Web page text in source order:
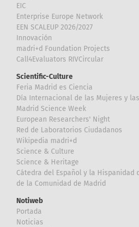
EIC
Enterprise Europe Network
EEN SCALEUP 2026/2027
Innovación
madri+d Foundation Projects
Call4Evaluators RIVCircular
Scientific-Culture
Feria Madrid es Ciencia
Día Internacional de las Mujeres y
Madrid Science Week
European Researchers' Night
Red de Laboratorios Ciudadanos
Wikipedia madri+d
Science & Culture
Science & Heritage
Cátedra del Español y la Hispanidad
de la Comunidad de Madrid
Notiweb
Portada
Noticias